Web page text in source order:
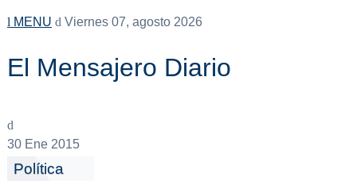
MENU Viernes 07, agosto 2026
El Mensajero Diario
30Ene 2015
Política